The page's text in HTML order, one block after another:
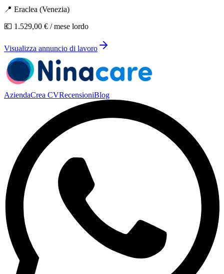
📍 Eraclea (Venezia)
💶 1.529,00 € / mese lordo
Visualizza annuncio di lavoro
AziendaCrea CVRecensioniBlog